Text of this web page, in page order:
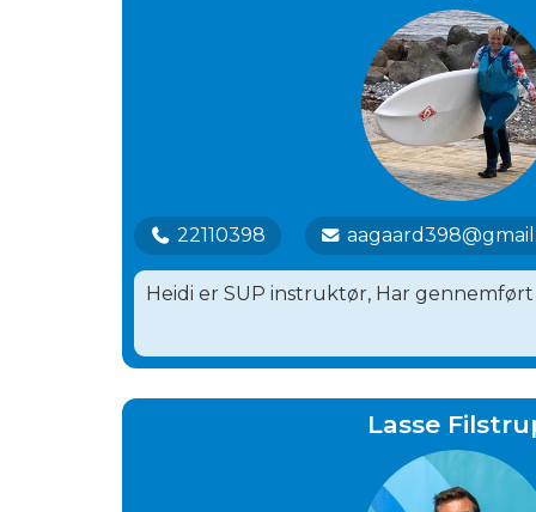
22110398
Heidi er SUP instruktør, Har
Lasse